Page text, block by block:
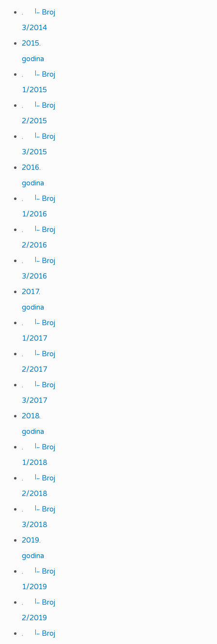
.
|_
Broj
3/2014
2015.
godina
.
|_
Broj
1/2015
.
|_
Broj
2/2015
.
|_
Broj
3/2015
2016.
godina
.
|_
Broj
1/2016
.
|_
Broj
2/2016
.
|_
Broj
3/2016
2017.
godina
.
|_
Broj
1/2017
.
|_
Broj
2/2017
.
|_
Broj
3/2017
2018.
godina
.
|_
Broj
1/2018
.
|_
Broj
2/2018
.
|_
Broj
3/2018
2019.
godina
.
|_
Broj
1/2019
.
|_
Broj
2/2019
.
|_
Broj